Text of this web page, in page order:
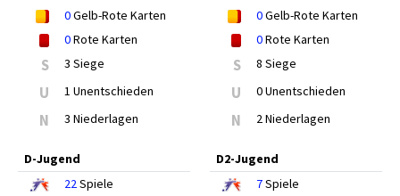
0Gelb-Rote Karten
0Rote Karten
S 3 Siege
U 1 Unentschieden
N 3 Niederlagen
0Gelb-Rote Karten
0Rote Karten
S 8 Siege
U 0 Unentschieden
N 2 Niederlagen
D-Jugend
22Spiele
D2-Jugend
7Spiele